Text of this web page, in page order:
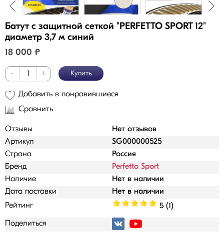
Батут с защитной сеткой "PERFETTO SPORT 12"
диаметр 3,7 м синий
18 000 ₽
- + Купить
Добавить в понравившиеся
Сравнить
Отзывы
Нет отзывов
Артикул
SG000000525
Страна
Россия
Бренд
Perfetto Sport
Наличие
Нет в наличии
Дата поставки
Нет в наличии
Рейтинг
5 (1)
Поделиться